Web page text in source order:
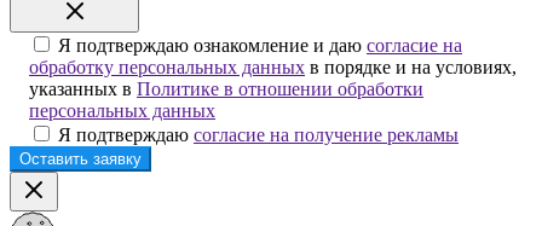
Я подтверждаю ознакомление и даю согласие на
обработку персональных данных в порядке и на условиях,
указанных в Политике в отношении обработки
персональных данных
Я подтверждаю согласие на получение рекламы